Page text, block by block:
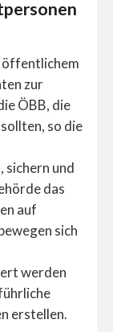
öffentlichem
zur
ÖBB, die
so die
sichern und
das
auf
sich
werden
erstellen.